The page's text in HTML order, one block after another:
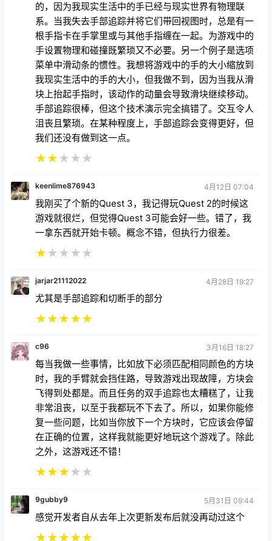
的，因为我现实生活中的手已经与现实世界有物理联
系。当我失去手部追踪并将它们带回视图时，总是有一
根手指卡在手掌里或与其他手指缠在一起。为游戏中的
手设置物理和碰撞既繁琐又不必要。另一个例子是选项
菜单中滑动条的惯性。我想将游戏中的手的大小缩放到
我现实生活中的手的大小，但我做不到，因为当我从滑
块上抬起手指时，该动作的动量会导致滑块继续移动。
手部追踪很棒，但这个技术演示完全搞错了。交互令人
沮丧且繁琐。在某种程度上，手部追踪会变得更好，但
我们还没有做到这一点。
★★★ ★ ★
keenlime876943 4月12日 07:04
我刚买了个新的Quest 3，我记得玩Quest 2的时候这
游戏就很烂，但觉得Quest 3可能会好一些。错了，我
一拿东西就开始卡顿。概念不错，但执行力很差。
★★ ★ ★ ★
jarjar21112022 4月28日 19:27
尤其是手部追踪和切断手的部分
★★★★★
c96 3月16日 18:27
每当我做一些事情，比如放下必须匹配相同颜色的方块
时，我的手臂就会挡住路，导致游戏出现故障，方块会
飞得到处都是。而且任务的双手追踪也太糟糕了，让我
非常沮丧，以至于我都玩不下去了。所以，如果你能修
复一些问题，比如当你放下一个方块时，它应该会停留
在正确的位置，这样我就能更好地玩这个游戏了。除此
之外，这游戏还不错！
★★★★ ★
9gubby9 5月31日 09:44
感觉开发者自从去年上次更新发布后就没再动过这个
★★★★★